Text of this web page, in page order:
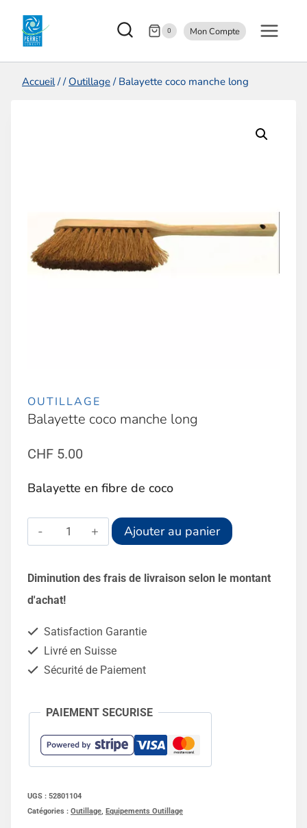
0 Mon Compte
Accueil / / Outillage / Balayette coco manche long
OUTILLAGE
Balayette coco manche long
CHF 5.00
Balayette en fibre de coco
quantité
de
Balayette
coco
long
Ajouter au panier
Diminution des frais de livraison selon le montant
d'achat!
Satisfaction Garantie
Livré en Suisse
Sécurité de Paiement
PAIEMENT SECURISE
UGS : 52801104
Catégories : Outillage Equipements Outillage